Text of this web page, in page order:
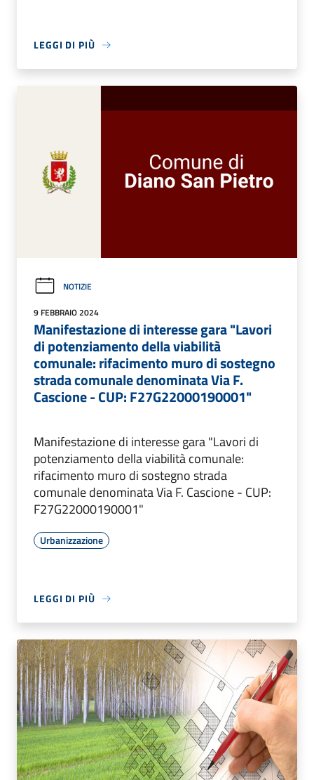
LEGGI DI PIÙ
NOTIZIE
9 FEBBRAIO 2024
Manifestazione di interesse gara "Lavori
di potenziamento della viabilità
comunale: rifacimento muro di sostegno
strada comunale denominata Via F.
Cascione - CUP: F27G22000190001"
Manifestazione di interesse gara "Lavori di
potenziamento della viabilità comunale:
rifacimento muro di sostegno strada
comunale denominata Via F. Cascione - CUP:
F27G22000190001"
Urbanizzazione
LEGGI DI PIÙ